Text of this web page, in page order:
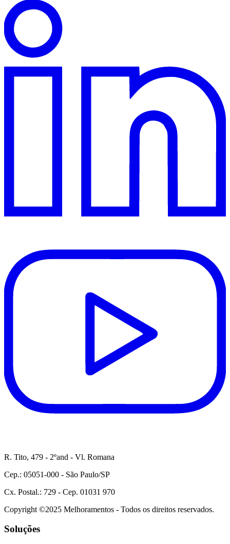
R. Tito, 479 - 2ºand - Vl. Romana
Cep.: 05051-000 - São Paulo/SP
Cx. Postal.: 729 - Cep. 01031 970
Copyright ©2025 Melhoramentos - Todos os direitos reservados.
Soluções